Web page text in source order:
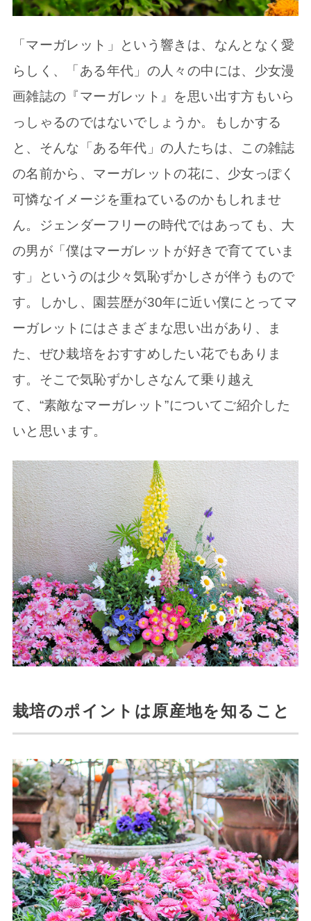
「マーガレット」という響きは、なんとなく愛
らしく、「ある年代」の人々の中には、少女漫
画雑誌の『マーガレット』を思い出す方もいら
っしゃるのではないでしょうか。もしかする
と、そんな「ある年代」の人たちは、この雑誌
の名前から、マーガレットの花に、少女っぽく
可憐なイメージを重ねているのかもしれませ
ん。ジェンダーフリーの時代ではあっても、大
の男が「僕はマーガレットが好きで育てていま
す」というのは少々気恥ずかしさが伴うもので
す。しかし、園芸歴が30年に近い僕にとってマ
ーガレットにはさまざまな思い出があり、ま
た、ぜひ栽培をおすすめしたい花でもありま
す。そこで気恥ずかしさなんて乗り越え
て、“素敵なマーガレット”についてご紹介した
いと思います。
栽培のポイントは原産地を知ること